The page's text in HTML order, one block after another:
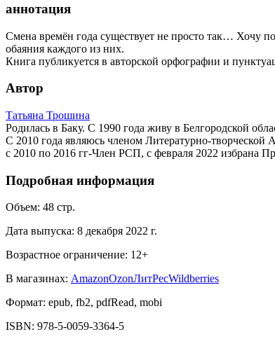
аннотация
Смена времён года существует не просто так… Хочу
обаяния каждого из них.
Книга публикуется в авторской орфографии и
Автор
Татьяна Трошина
Родилась в Баку. С 1990 года живу в Белгородской
С 2010 года являюсь членом Литературно-
с 2010 по 2016 гг-Член РСП, с февраля 2022 избрана
Подробная информация
Объем: 48 стр.
Дата выпуска: 8 декабря 2022 г.
Возрастное ограничение: 12+
В магазинах: AmazonOzonЛитРесWildberries
Формат: epub, fb2, pdfRead, mobi
ISBN: 978-5-0059-3364-5